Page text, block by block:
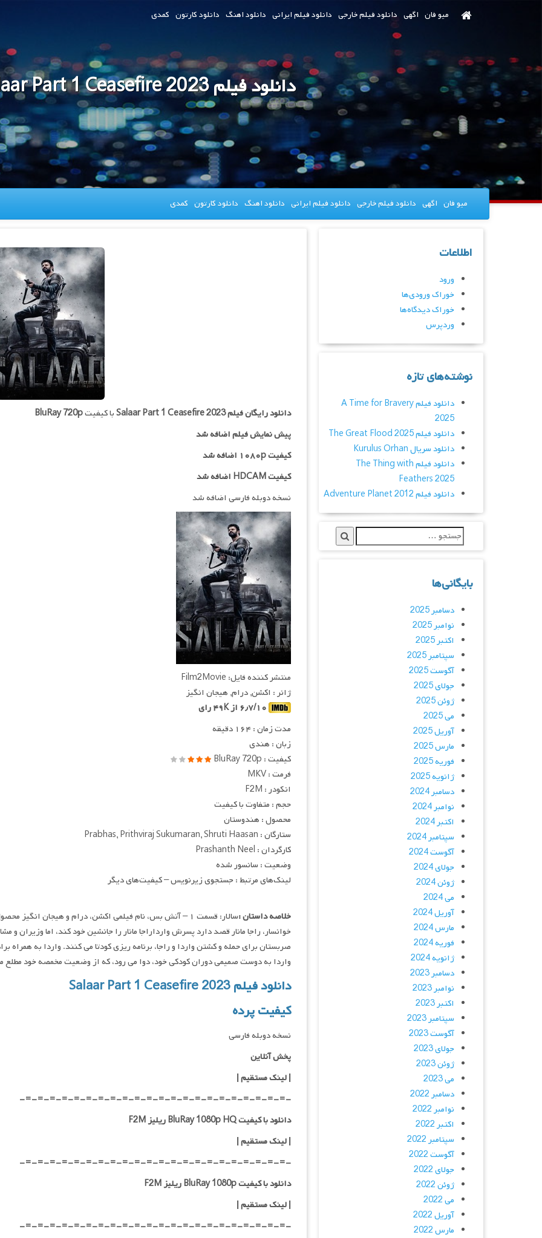
میو فان اگهی دانلود فیلم خارجی دانلود فیلم ایرانی دانلود اهنگ دانلود کارتون کمدی
دانلود فیلم Salaar Part 1 Ceasefire 2023
میو فان اگهی دانلود فیلم خارجی دانلود فیلم ایرانی دانلود اهنگ دانلود کارتون کمدی
دانلود رایگان فیلمSalaar Part 1 Ceasefire 2023با کیفیتBluRay 720p
پیش نمایش فیلم اضافه شد
کیفیت ۱۰۸۰p اضافه شد
کیفیت HDCAM اضافه شد
نسخه دوبله فارسی اضافه شد
منتشر کننده فایل: Film2Movie
ژانر : اکشن, درام, هیجان انگیز
مدت زمان : ۱۶۴ دقیقه
زبان : هندی
کیفیت : BluRay 720p
فرمت : MKV
انکودر : F2M
حجم : متفاوت با کیفیت
محصول : هندوستان
ستارگان : Prabhas, Prithviraj Sukumaran, Shruti Haasan
کارگردان : Prashanth Neel
وضعیت : سانسور شده
لینک‌های مرتبط : جستجوی زیرنویس – کیفیت‌های دیگر
خلاصه داستان :
خوانسار، راجا مانار قصد دارد پسرش وارداراجا مانار را جانشین خود کند، اما وزیران و
صربستان برای حمله و کشتن واردا و راجا، برنامه ریزی کودتا می کنند. واردا به
واردا به دوست صمیمی دوران کودکی خود، دوا می رود، که از وضعیت مخمصه خود مطلع
دانلود فیلم Salaar Part 1 Ceasefire 2023
کیفیت پرده
نسخه دوبله فارسی
پخش آنلاین
| لینک مستقیم|
-=-=-=-=-=-=-=-=-=-=-=-=-=-=-=-=-=-=-=-=-=-=-
دانلود با کیفیت BluRay 1080p HQ ریلیز F2M
|لینک مستقیم|
-=-=-=-=-=-=-=-=-=-=-=-=-=-=-=-=-=-=-=-=-=-=-
دانلود با کیفیت BluRay 1080p ریلیز F2M
|لینک مستقیم|
-=-=-=-=-=-=-=-=-=-=-=-=-=-=-=-=-=-=-=-=-=-=-
اطلاعات
ورود
خوراک ورودی‌ها
خوراک دیدگاه‌ها
وردپرس
نوشته‌های تازه
دانلود فیلم A Time for Bravery
2025
دانلود فیلم The Great Flood 2025
دانلود سریال Kurulus Orhan
دانلود فیلم The Thing with
Feathers 2025
دانلود فیلم Adventure Planet 2012
بایگانی‌ها
دسامبر 2025
نوامبر 2025
اکتبر 2025
سپتامبر 2025
آگوست 2025
جولای 2025
ژوئن 2025
می 2025
آوریل 2025
مارس 2025
فوریه 2025
ژانویه 2025
دسامبر 2024
نوامبر 2024
اکتبر 2024
سپتامبر 2024
آگوست 2024
جولای 2024
ژوئن 2024
می 2024
آوریل 2024
مارس 2024
فوریه 2024
ژانویه 2024
دسامبر 2023
نوامبر 2023
اکتبر 2023
سپتامبر 2023
آگوست 2023
جولای 2023
ژوئن 2023
می 2023
دسامبر 2022
نوامبر 2022
اکتبر 2022
سپتامبر 2022
آگوست 2022
جولای 2022
ژوئن 2022
می 2022
آوریل 2022
مارس 2022